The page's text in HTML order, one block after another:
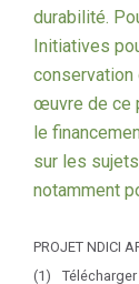
durabilité.
Initiatives
conservation
œuvre de ce
le
sur les
notamment
PROJET NDICI
(1)
Télécharger